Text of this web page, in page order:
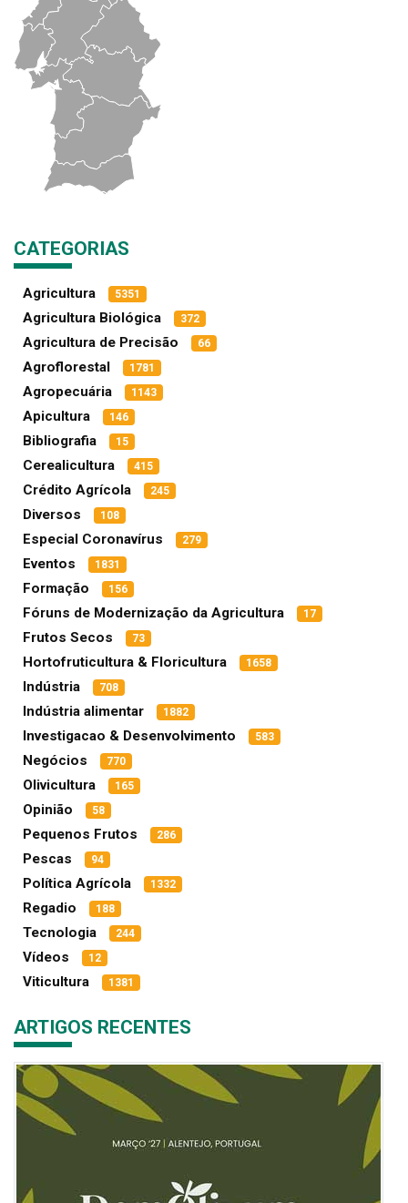
CATEGORIAS
Agricultura 5351
Agricultura Biológica 372
Agricultura de Precisão 66
Agroflorestal 1781
Agropecuária 1143
Apicultura 146
Bibliografia 15
Cerealicultura 415
Crédito Agrícola 245
Diversos 108
Especial Coronavírus 279
Eventos 1831
Formação 156
Fóruns de Modernização da Agricultura 17
Frutos Secos 73
Hortofruticultura & Floricultura 1658
Indústria 708
Indústria alimentar 1882
Investigacao & Desenvolvimento 583
Negócios 770
Olivicultura 165
Opinião 58
Pequenos Frutos 286
Pescas 94
Política Agrícola 1332
Regadio 188
Tecnologia 244
Vídeos 12
Viticultura 1381
ARTIGOS RECENTES